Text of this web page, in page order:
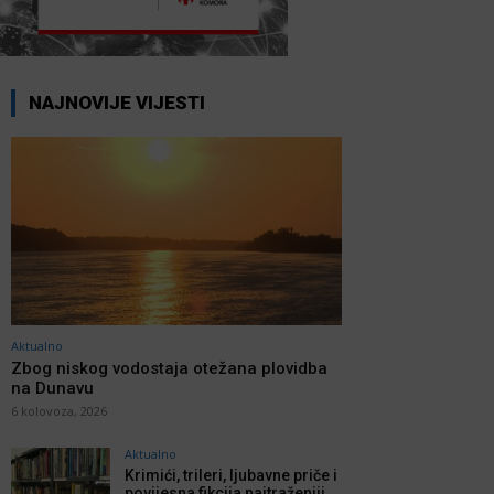
NAJNOVIJE VIJESTI
Aktualno
Zbog niskog vodostaja otežana plovidba
na Dunavu
6 kolovoza, 2026
Aktualno
Krimići, trileri, ljubavne priče i